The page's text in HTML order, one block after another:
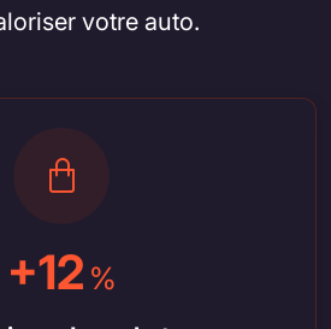
votre auto.
+12 %